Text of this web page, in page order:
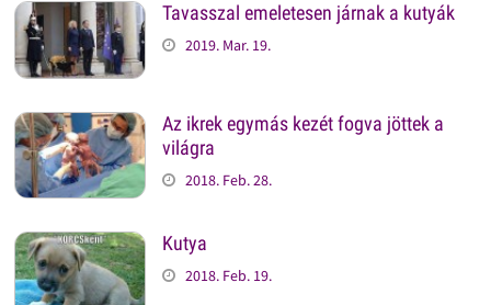
Tavasszal emeletesen járnak a kutyák
2019. Mar. 19.
Az ikrek egymás kezét fogva jöttek a
világra
2018. Feb. 28.
Kutya
2018. Feb. 19.